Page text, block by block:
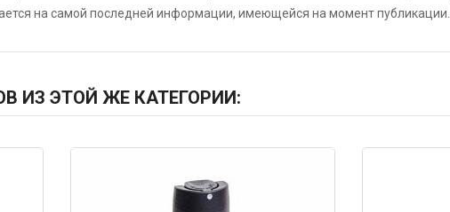
на самой последней информации, имеющейся на момент публикации.
ИЗ ЭТОЙ ЖЕ КАТЕГОРИИ: